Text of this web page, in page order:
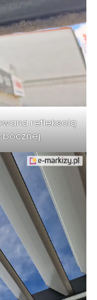
refleksolą
bocznej.